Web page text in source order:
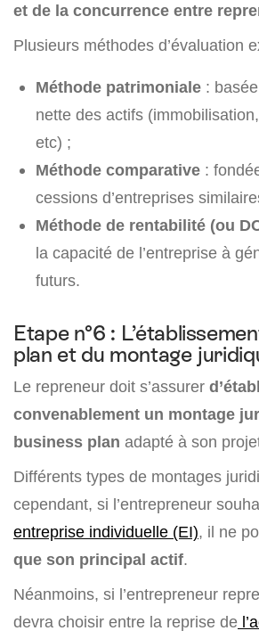
et de la concurrence entre
Plusieurs méthodes d’évaluation
Méthode patrimoniale :
nette des actifs
etc) ;
Méthode comparative :
cessions d’entreprises
Méthode de rentabilité (ou
la capacité de l’entreprise à
futurs.
Etape n°6 :
plan et du montage
Le repreneur doit s’assurer
convenablement un montage
business plan adapté à son
Différents types de montages
cependant, si l’entrepreneur
entreprise individuelle (EI), il ne
que son principal actif.
Néanmoins, si l’entrepreneur
devra choisir entre la reprise de